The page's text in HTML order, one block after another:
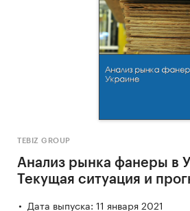
TEBIZ GROUP
Анализ рынка фанеры в
Текущая ситуация и
Дата выпуска: 11 января 2021